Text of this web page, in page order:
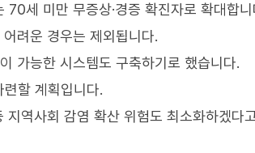
세 미만 무증상·경증 확진자로 확대합
려운 경우는 제외됩니다.
가능한 시스템도 구축하기로 했습니다.
할 계획입니다.
역사회 감염 확산 위험도 최소화하겠다